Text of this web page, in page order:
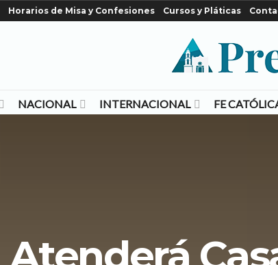
Horarios de Misa y Confesiones Cursos y Pláticas
NACIONAL INTERNACIONAL FE